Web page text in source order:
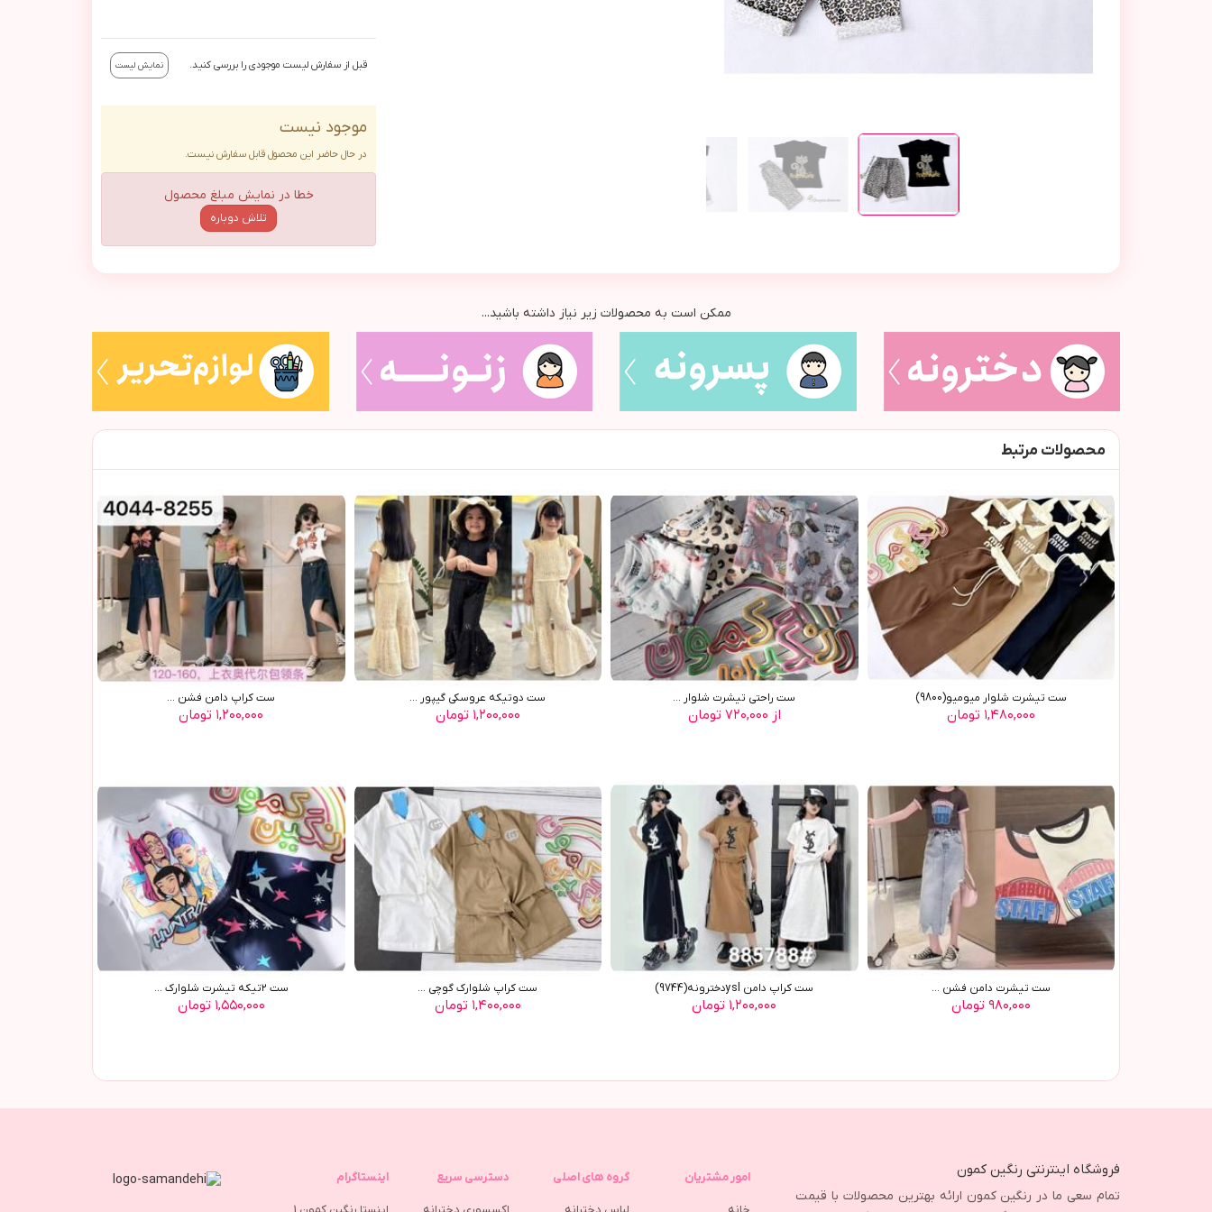
قبل از سفارش لیست موجودی را بررسی کنید. نمایش لیست
موجود نیست
در حال حاضر این محصول قابل سفارش نیست.
خطا در نمایش مبلغ محصول
تلاش دوباره
ممکن است به محصولات زیر نیاز داشته باشید...
محصولات مرتبط
ست تیشرت شلوار میومیو(9800)
۱,۴۸۰,۰۰۰ تومان
ست راحتی تیشرت شلوار ...
از ۷۲۰,۰۰۰ تومان
ست دوتیکه عروسکی گیپور ...
۱,۲۰۰,۰۰۰ تومان
ست کراپ دامن فشن ...
۱,۲۰۰,۰۰۰ تومان
ست تیشرت دامن فشن ...
۹۸۰,۰۰۰ تومان
ست کراپ دامن yslدخترونه(9744)
۱,۲۰۰,۰۰۰ تومان
ست کراپ شلوارک گوچی ...
۱,۴۰۰,۰۰۰ تومان
ست ٢تیکه تیشرت شلوارک ...
۱,۵۵۰,۰۰۰ تومان
فروشگاه اینترنتی رنگین کمون
تمام سعی ما در رنگین کمون ارائه بهترین محصولات با قیمت
امور مشتریان گروه های اصلی دسترسی سریع اینستاگرام